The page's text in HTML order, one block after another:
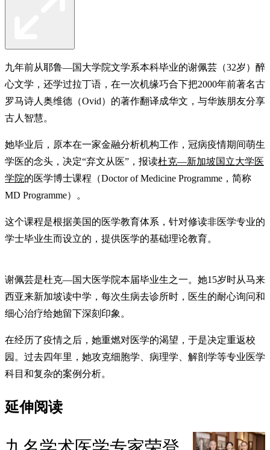
九年前从耶鲁—国大学院文学系本科毕业的谢佩芸（32岁）醉
心文学，还学过拉丁语，在一次机缘巧合下把2000年前著名古
罗马诗人奥维德（Ovid）的著作翻译成华文，与华族朋友分享
古人智慧。
她毕业后，原本在一家金融分析机构工作，冠病疫情期间萌生
学医的念头，决定“弃文从医”，报读杜克—新加坡国立大学医
学院的医学博士课程（Doctor of Medicine Programme，简称
MD Programme）。
这个课程是根据美国的医学教育体系，针对修读非医学专业的
学士毕业生而设立的，提供医学的基础理论教育。
谢佩芸是杜克—国大医学院本届毕业生之一。她15岁时从马来
西亚来新加坡读中学，每次生病去诊所时，医生的耐心询问和
细心治疗给她留下深刻印象。
在经历了疫情之后，她重燃对医学的渴望，于是决定重返校
园。过去四年里，她攻克细胞学、病理学、解剖学等专业医学
科目和复杂的案例分析。
延伸阅读